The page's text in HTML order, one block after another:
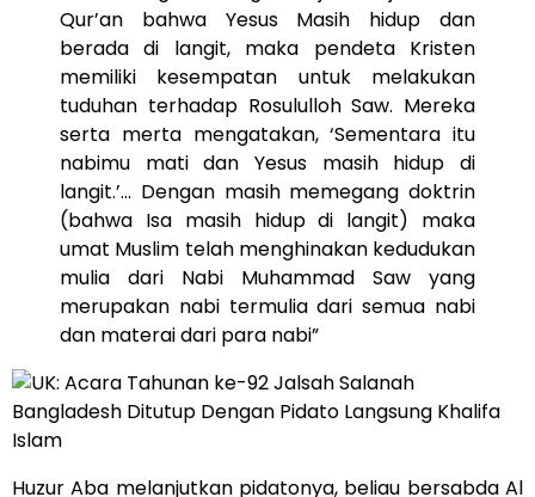
Qur’an bahwa Yesus Masih hidup dan
berada di langit, maka pendeta Kristen
memiliki kesempatan untuk melakukan
tuduhan terhadap Rosululloh Saw. Mereka
serta merta mengatakan, ‘Sementara itu
nabimu mati dan Yesus masih hidup di
langit.’… Dengan masih memegang doktrin
(bahwa Isa masih hidup di langit) maka
umat Muslim telah menghinakan kedudukan
mulia dari Nabi Muhammad Saw yang
merupakan nabi termulia dari semua nabi
dan materai dari para nabi”
Huzur Aba melanjutkan pidatonya, beliau bersabda Al